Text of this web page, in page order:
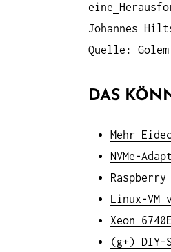
eine
Johannes
Quelle: Golem
DAS
Mehr
NVMe-
Linux-VM
Xeon
(g+)